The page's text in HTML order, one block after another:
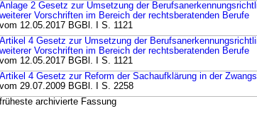
Anlage 2 Gesetz zur Umsetzung der
weiterer Vorschriften im Bereich der rechtsberatenden Berufe
vom 12.05.2017 BGBl. I S. 1121
Artikel 4 Gesetz zur Umsetzung der
weiterer Vorschriften im Bereich der rechtsberatenden Berufe
vom 12.05.2017 BGBl. I S. 1121
Artikel 4 Gesetz zur Reform der Sachaufklärung in der
vom 29.07.2009 BGBl. I S. 2258
früheste archivierte Fassung